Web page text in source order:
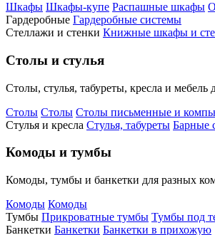
Шкафы Шкафы-купе Распашные шкафы
Гардеробные Гардеробные системы
Стеллажи и стенки Книжные шкафы и
Столы и стулья
Столы, стулья, табуреты, кресла и мебель
Столы Столы Столы письменные и
Стулья и кресла Стулья, табуреты Барные
Комоды и тумбы
Комоды, тумбы и банкетки для разных
Комоды Комоды
Тумбы Прикроватные тумбы Тумбы под
Банкетки Банкетки Банкетки в прихожую